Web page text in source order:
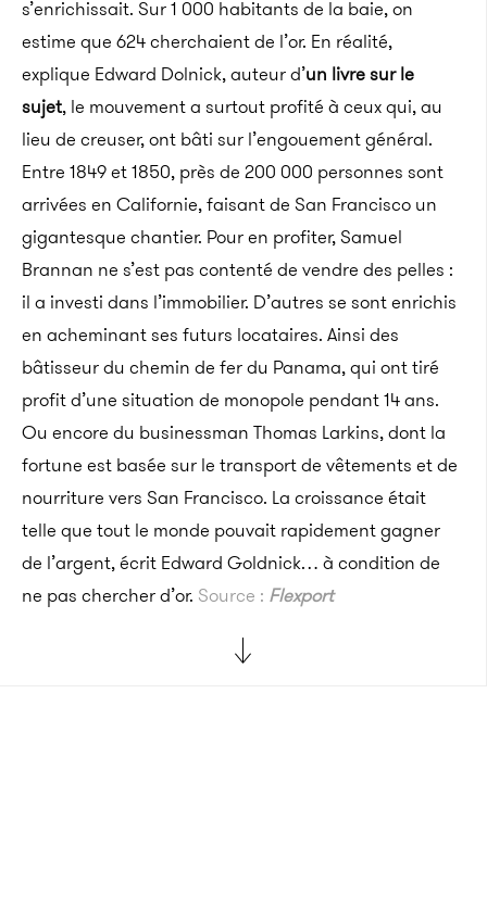
s’enrichissait. Sur 1 000 habitants de la baie, on
estime que 624 cherchaient de l’or. En réalité,
explique Edward Dolnick, auteur d’un livre sur le
sujet, le mouvement a surtout profité à ceux qui, au
lieu de creuser, ont bâti sur l’engouement général.
Entre 1849 et 1850, près de 200 000 personnes sont
arrivées en Californie, faisant de San Francisco un
gigantesque chantier. Pour en profiter, Samuel
Brannan ne s’est pas contenté de vendre des pelles :
il a investi dans l’immobilier. D’autres se sont enrichis
en acheminant ses futurs locataires. Ainsi des
bâtisseur du chemin de fer du Panama, qui ont tiré
profit d’une situation de monopole pendant 14 ans.
Ou encore du businessman Thomas Larkins, dont la
fortune est basée sur le transport de vêtements et de
nourriture vers San Francisco. La croissance était
telle que tout le monde pouvait rapidement gagner
de l’argent, écrit Edward Goldnick… à condition de
ne pas chercher d’or. Source : Flexport